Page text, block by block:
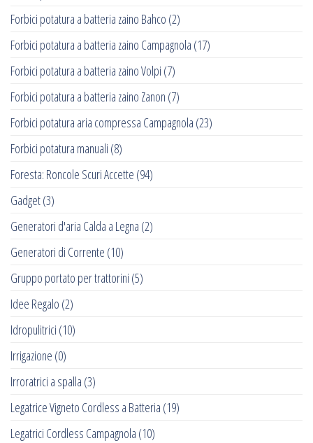
Forbici potatura a batteria zaino Bahco (2)
Forbici potatura a batteria zaino Campagnola (17)
Forbici potatura a batteria zaino Volpi (7)
Forbici potatura a batteria zaino Zanon (7)
Forbici potatura aria compressa Campagnola (23)
Forbici potatura manuali (8)
Foresta: Roncole Scuri Accette (94)
Gadget(3)
Generatori d'aria Calda a Legna (2)
Generatori di Corrente (10)
Gruppo portato per trattorini (5)
Idee Regalo (2)
Idropulitrici (10)
Irrigazione (0)
Irroratrici a spalla (3)
Legatrice Vigneto Cordless a Batteria (19)
Legatrici Cordless Campagnola (10)